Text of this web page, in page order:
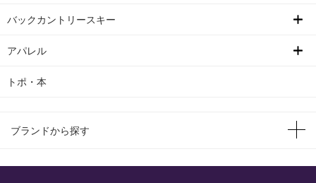
バックカントリースキー
アパレル
トポ・本
ブランドから探す